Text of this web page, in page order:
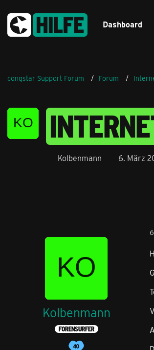
Dashboard
congstar Support Forum Forum
Kolbenmann 6. März
Kolbenmann
FORENSURFER